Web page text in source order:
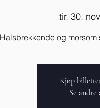
tir. 30.
Halsbrekkende og
Kjøp
Se